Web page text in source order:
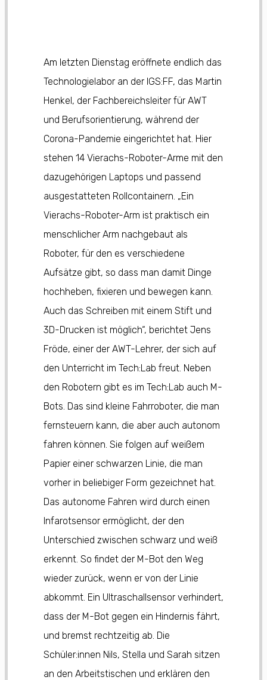
Am letzten Dienstag eröffnete endlich das
Technologielabor an der IGS:FF, das Martin
Henkel, der Fachbereichsleiter für AWT
und Berufsorientierung, während der
Corona-Pandemie eingerichtet hat. Hier
stehen 14 Vierachs-Roboter-Arme mit den
dazugehörigen Laptops und passend
ausgestatteten Rollcontainern. „Ein
Vierachs-Roboter-Arm ist praktisch ein
menschlicher Arm nachgebaut als
Roboter, für den es verschiedene
Aufsätze gibt, so dass man damit Dinge
hochheben, fixieren und bewegen kann.
Auch das Schreiben mit einem Stift und
3D-Drucken ist möglich“, berichtet Jens
Fröde, einer der AWT-Lehrer, der sich auf
den Unterricht im Tech:Lab freut. Neben
den Robotern gibt es im Tech:Lab auch M-
Bots. Das sind kleine Fahrroboter, die man
fernsteuern kann, die aber auch autonom
fahren können. Sie folgen auf weißem
Papier einer schwarzen Linie, die man
vorher in beliebiger Form gezeichnet hat.
Das autonome Fahren wird durch einen
Infarotsensor ermöglicht, der den
Unterschied zwischen schwarz und weiß
erkennt. So findet der M-Bot den Weg
wieder zurück, wenn er von der Linie
abkommt. Ein Ultraschallsensor verhindert,
dass der M-Bot gegen ein Hindernis fährt,
und bremst rechtzeitig ab. Die
Schüler:innen Nils, Stella und Sarah sitzen
an den Arbeitstischen und erklären den